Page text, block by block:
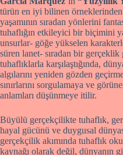
türün en iyi bilinen
yaşamının sıradan yönlerini
tuhaflığın etkileyici bir biçimini
unsurlar- göğe yükselen
süren lanet- sıradan bir
tuhaflıklarla karşılaştığında,
algılarını yeniden gözden
sınırlarını sorgulamaya ve
anlamları düşünmeye itilir.
Büyülü gerçekçilikte tuhaflık,
hayal gücünü ve duygusal
gerçekçilik akımında tuhaflık
kaynağı olarak değil, dünyanın